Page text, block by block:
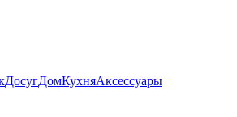
ДосугДомКухняАксессуары